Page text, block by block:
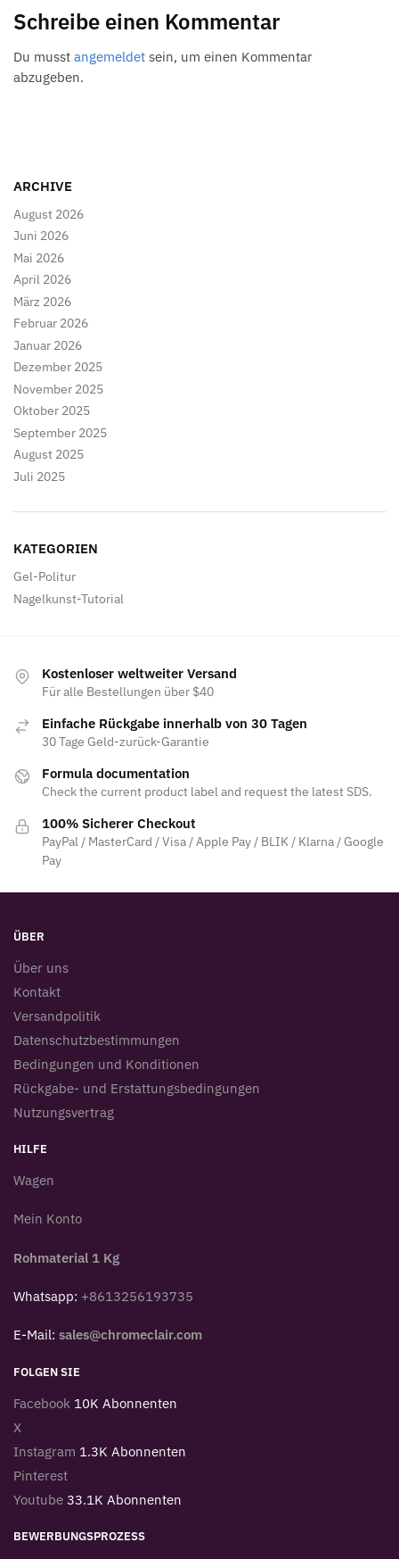
Schreibe einen Kommentar
Du musst angemeldet sein, um einen Kommentar
abzugeben.
ARCHIVE
August 2026
Juni 2026
Mai 2026
April 2026
März 2026
Februar 2026
Januar 2026
Dezember 2025
November 2025
Oktober 2025
September 2025
August 2025
Juli 2025
KATEGORIEN
Gel-Politur
Nagelkunst-Tutorial
Kostenloser weltweiter Versand
Für alle Bestellungen über $40
Einfache Rückgabe innerhalb von 30 Tagen
30 Tage Geld-zurück-Garantie
Formula documentation
Check the current product label and request the latest SDS.
100% Sicherer Checkout
PayPal / MasterCard / Visa / Apple Pay / BLIK / Klarna / Google
Pay
ÜBER
Über uns
Kontakt
Versandpolitik
Datenschutzbestimmungen
Bedingungen und Konditionen
Rückgabe- und Erstattungsbedingungen
Nutzungsvertrag
HILFE
Wagen
Mein Konto
Rohmaterial 1 Kg
Whatsapp: +8613256193735
E-Mail: sales@chromeclair.com
FOLGEN SIE
Facebook 10K Abonnenten
X
Instagram 1.3K Abonnenten
Pinterest
Youtube 33.1K Abonnenten
BEWERBUNGSPROZESS